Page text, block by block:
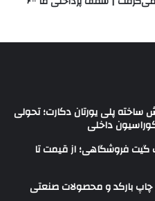
ساخته پلی یورتان دکارت؛ تحولی
داخلی
گیت فروشگاهی؛ از قیمت تا
چاپ بارکد و محصولات صنعتی